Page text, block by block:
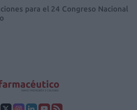
para el 24 Congreso Nacional